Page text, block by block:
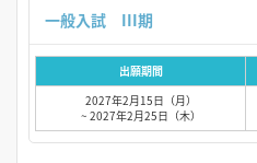
出願期間
2027年2月15日（月）
~ 2027年2月25日（木）